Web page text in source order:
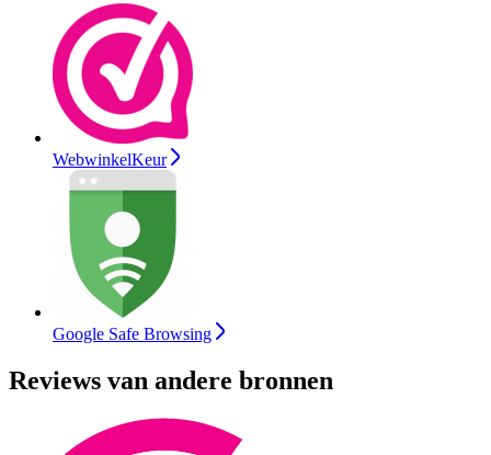
WebwinkelKeur
Google Safe Browsing
Reviews van andere bronnen